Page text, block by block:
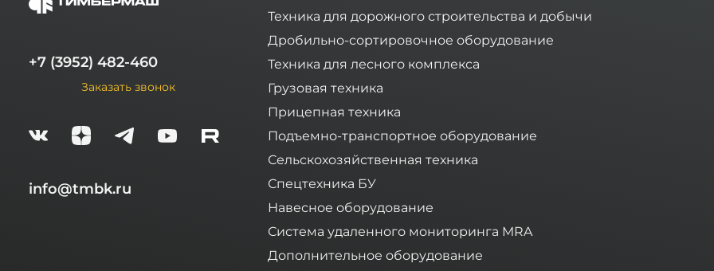
+7 (3952) 482-460
Заказать звонок
info@tmbk.ru
Техника для дорожного строительства и добычи
Дробильно-сортировочное оборудование
Техника для лесного комплекса
Грузовая техника
Прицепная техника
Подъемно-транспортное оборудование
Сельскохозяйственная техника
Спецтехника БУ
Навесное оборудование
Система удаленного мониторинга MRA
Дополнительное оборудование